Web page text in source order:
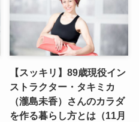
【スッキリ】89歳現役イン
ストラクター・タキミカ
（瀧島未香）さんのカラダ
を作る暮らし方とは（11月